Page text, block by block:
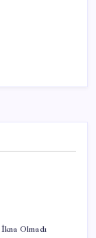
Olmadı